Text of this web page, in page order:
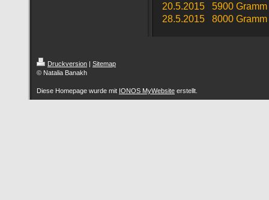
20.5.2015 5900 Gramm
28.5.2015 8000 Gramm
Druckversion | Sitemap
© Natalia Banakh
Diese Homepage wurde mit IONOS MyWebsite erstellt.